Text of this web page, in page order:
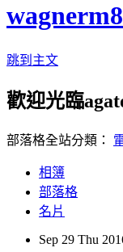
跳到主文
歡迎光臨
部落格全站分類：
相簿
部落格
名片
Sep 29 Thu